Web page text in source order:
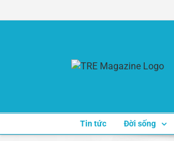
to
Tin tức Đời sống